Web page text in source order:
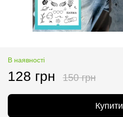
В наявності
128 грн 150 грн
Купити